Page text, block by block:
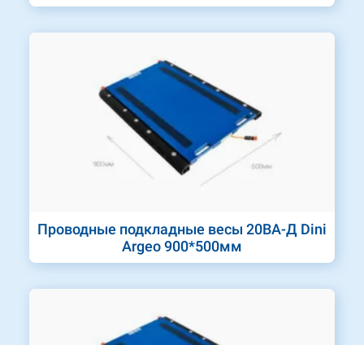
Проводные подкладные весы 20ВА-Д Dini
Argeo 900*500мм